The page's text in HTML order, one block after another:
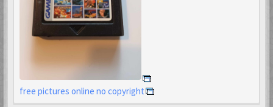
free pictures online no copyright